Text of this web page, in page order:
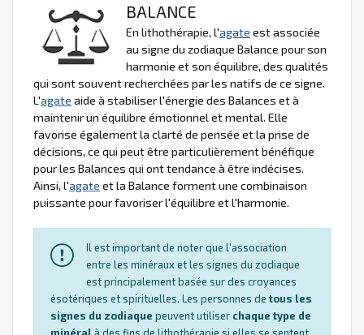
BALANCE
En lithothérapie, l'agate est associée
au signe du zodiaque Balance pour son
harmonie et son équilibre, des qualités
qui sont souvent recherchées par les natifs de ce signe.
L'agate aide à stabiliser l'énergie des Balances et à
maintenir un équilibre émotionnel et mental. Elle
favorise également la clarté de pensée et la prise de
décisions, ce qui peut être particulièrement bénéfique
pour les Balances qui ont tendance à être indécises.
Ainsi, l'agate et la Balance forment une combinaison
puissante pour favoriser l'équilibre et l'harmonie.
Il est important de noter que l'association
entre les minéraux et les signes du zodiaque
est principalement basée sur des croyances
ésotériques et spirituelles. Les personnes de tous les
signes du zodiaque peuvent utiliser chaque type de